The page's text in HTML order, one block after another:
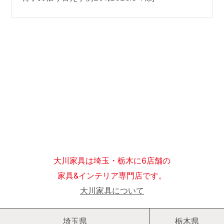
大川家具は埼玉・栃木に6店舗の
家具&インテリア専門店です。
大川家具について
埼玉県 栃木県